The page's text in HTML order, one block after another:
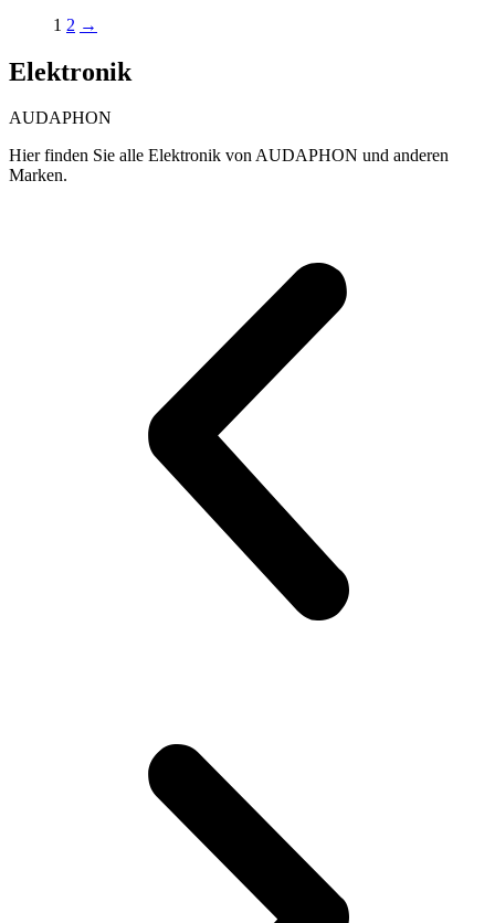
1 2 →
Elektronik
AUDAPHON
Hier finden Sie alle Elektronik von AUDAPHON und anderen
Marken.